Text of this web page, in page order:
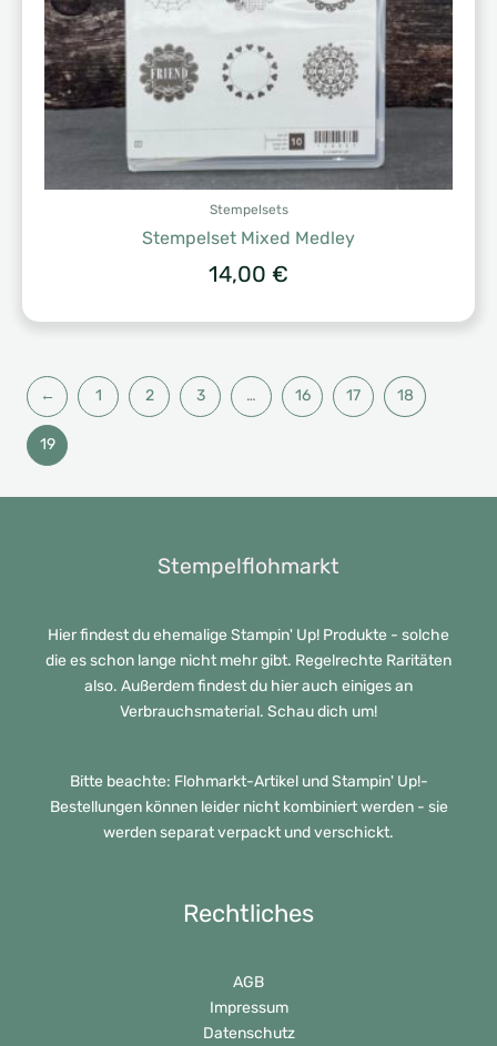
Stempelsets
Stempelset Mixed Medley
14,00 €
← 1 2 3 … 16 17 18
19
Stempelflohmarkt
Hier findest du ehemalige Stampin' Up! Produkte - solche
die es schon lange nicht mehr gibt. Regelrechte Raritäten
also. Außerdem findest du hier auch einiges an
Verbrauchsmaterial. Schau dich um!
Bitte beachte: Flohmarkt-Artikel und Stampin' Up!-
Bestellungen können leider nicht kombiniert werden - sie
werden separat verpackt und verschickt.
Rechtliches
AGB
Impressum
Datenschutz